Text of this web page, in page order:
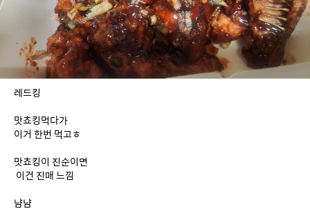
레드킹
맛쵸킹먹다가
이거 한번 먹고ㅎ
맛쵸킹이 진순이면
이건 진매 느낌
냠냠